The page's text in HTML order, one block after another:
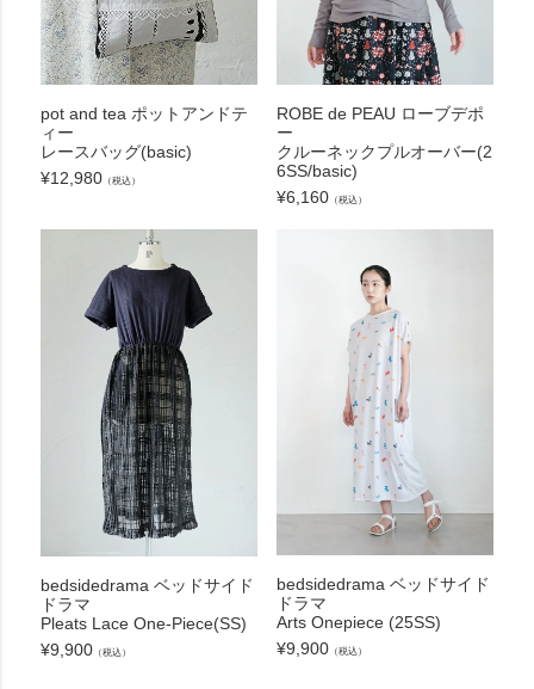
pot and tea ポットアンドテ
ィー
レースバッグ(basic)
¥12,980（税込）
ROBE de PEAU ローブデポ
ー
クルーネックプルオーバー(2
6SS/basic)
¥6,160 （税込）
bedsidedrama ベッドサイド
ドラマ
Pleats Lace One-Piece(SS)
¥9,900（税込）
bedsidedrama ベッドサイド
ドラマ
Arts Onepiece (25SS)
¥9,900 （税込）